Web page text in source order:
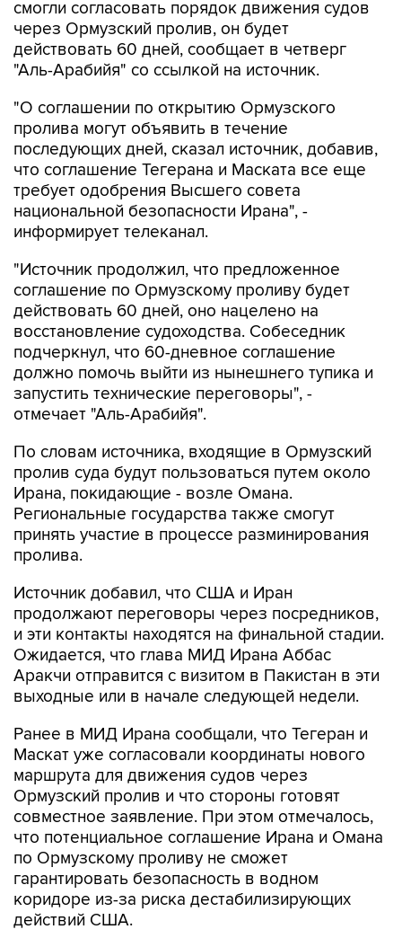
смогли согласовать порядок движения судов
через Ормузский пролив, он будет
действовать 60 дней, сообщает в четверг
"Аль-Арабийя" со ссылкой на источник.
"О соглашении по открытию Ормузского
пролива могут объявить в течение
последующих дней, сказал источник, добавив,
что соглашение Тегерана и Маската все еще
требует одобрения Высшего совета
национальной безопасности Ирана", -
информирует телеканал.
"Источник продолжил, что предложенное
соглашение по Ормузскому проливу будет
действовать 60 дней, оно нацелено на
восстановление судоходства. Собеседник
подчеркнул, что 60-дневное соглашение
должно помочь выйти из нынешнего тупика и
запустить технические переговоры", -
отмечает "Аль-Арабийя".
По словам источника, входящие в Ормузский
пролив суда будут пользоваться путем около
Ирана, покидающие - возле Омана.
Региональные государства также смогут
принять участие в процессе разминирования
пролива.
Источник добавил, что США и Иран
продолжают переговоры через посредников,
и эти контакты находятся на финальной стадии.
Ожидается, что глава МИД Ирана Аббас
Аракчи отправится с визитом в Пакистан в эти
выходные или в начале следующей недели.
Ранее в МИД Ирана сообщали, что Тегеран и
Маскат уже согласовали координаты нового
маршрута для движения судов через
Ормузский пролив и что стороны готовят
совместное заявление. При этом отмечалось,
что потенциальное соглашение Ирана и Омана
по Ормузскому проливу не сможет
гарантировать безопасность в водном
коридоре из-за риска дестабилизирующих
действий США.